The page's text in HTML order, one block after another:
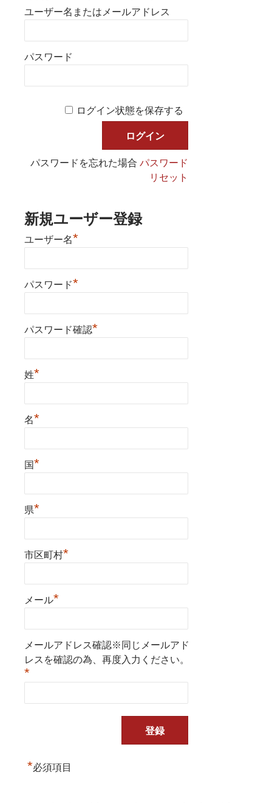
ユーザー名またはメールアドレス
パスワード
ログイン状態を保存する
パスワードを忘れた場合パスワード
リセット
新規ユーザー登録
ユーザー名*
パスワード*
パスワード確認*
姓*
名*
国*
県*
市区町村*
メール*
メールアドレス確認※同じメールアド
レスを確認の為、再度入力ください。
*
*必須項目